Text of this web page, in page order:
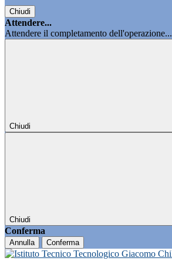
Chiudi
Attendere...
Attendere il completamento dell'operazione...
Chiudi
Chiudi
Conferma
Annulla Conferma